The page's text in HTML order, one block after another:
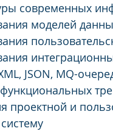
современных
моделей
JSON, MQ-
проектной и